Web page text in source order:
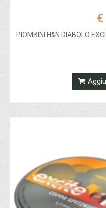
PIOMBINI H&N DIABOLO